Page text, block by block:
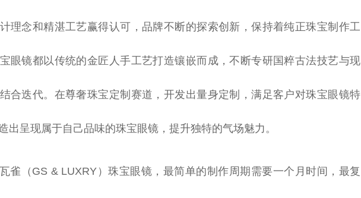
理念和精湛工艺赢得认可，品牌不断的探索创新，保持着纯正珠宝制作工
眼镜都以传统的金匠人手工艺打造镶嵌而成，不断专研国粹古法技艺与现
合迭代。在尊奢珠宝定制赛道，开发出量身定制，满足客户对珠宝眼镜特
出呈现属于自己品味的珠宝眼镜，提升独特的气场魅力。
雀（GS & LUXRY）珠宝眼镜，最简单的制作周期需要一个月时间，最复